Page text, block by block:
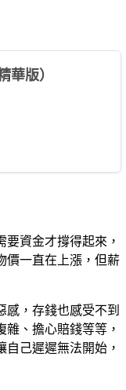
華版）
資金才撐得起來，
價一直在上漲，但薪
感，存錢也感受不到
、擔心賠錢等等，
己遲遲無法開始，